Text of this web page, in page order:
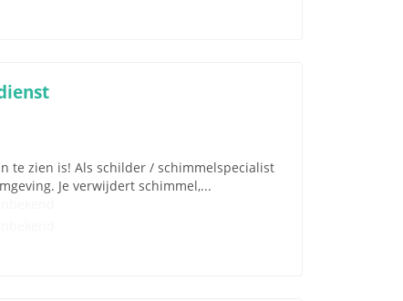
te zien is! Als schilder / schimmelspecialist
Je verwijdert schimmel,...